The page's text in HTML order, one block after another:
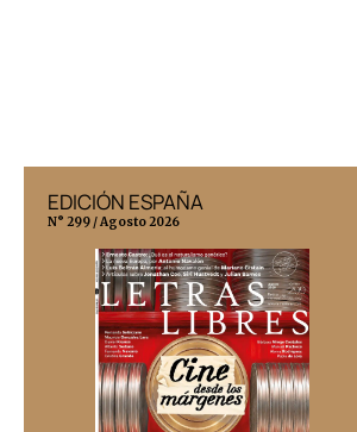
EDICIÓN ESPAÑA
N° 299 / Agosto 2026